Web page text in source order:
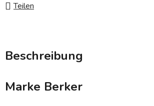
Teilen
Beschreibung
Marke Berker